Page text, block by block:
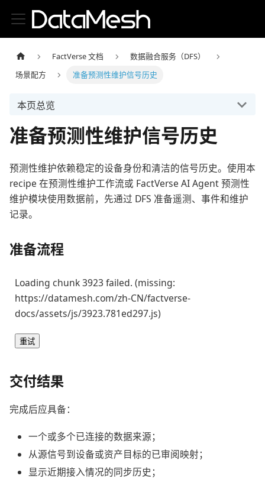
FactVerse 文档
数据融合服务（DFS）
场景配方
准备预测性维护信号历史
本页总览
准备预测性维护信号历史
预测性维护依赖稳定的设备身份和清洁的信号历史。使用本
recipe 在预测性维护工作流或 FactVerse AI Agent 预测性
维护模块使用数据前，先通过 DFS 准备遥测、事件和维护
记录。
准备流程
Loading chunk 3923 failed. (missing:
https://datamesh.com/zh-CN/factverse-
docs/assets/js/3923.781ed297.js)
重试
交付结果
完成后应具备：
一个或多个已连接的数据来源；
从源信号到设备或资产目标的已审阅映射；
显示近期接入情况的同步历史；